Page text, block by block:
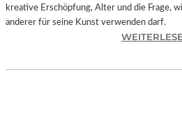
kreative Erschöpfung, Alter und die Frage,
anderer für seine Kunst verwenden darf.